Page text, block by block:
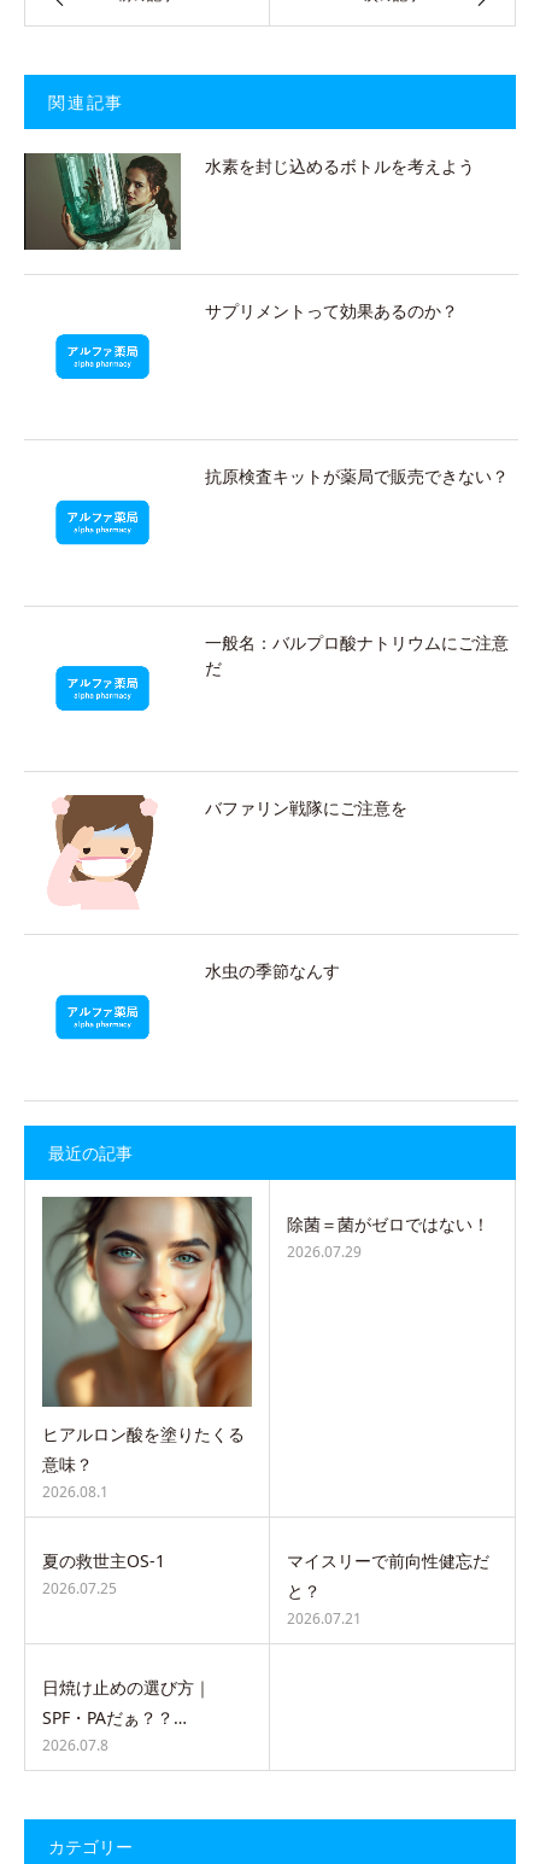
関連記事
水素を封じ込めるボトルを考えよう
サプリメントって効果あるのか？
抗原検査キットが薬局で販売できない？
一般名：バルプロ酸ナトリウムにご注意
だ
バファリン戦隊にご注意を
水虫の季節なんす
最近の記事
ヒアルロン酸を塗りたくる
意味？
2026.08.1
除菌＝菌がゼロではない！
2026.07.29
夏の救世主OS-1
2026.07.25
マイスリーで前向性健忘だ
と？
2026.07.21
日焼け止めの選び方｜
SPF・PAだぁ？？…
2026.07.8
カテゴリー